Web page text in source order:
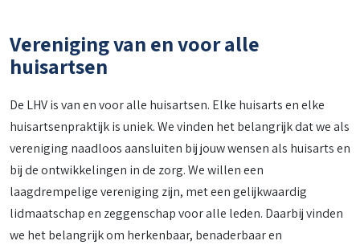
Vereniging van en voor alle
huisartsen
De LHV is van en voor alle huisartsen. Elke huisarts en elke
huisartsenpraktijk is uniek. We vinden het belangrijk dat we als
vereniging naadloos aansluiten bij jouw wensen als huisarts en
bij de ontwikkelingen in de zorg. We willen een
laagdrempelige vereniging zijn, met een gelijkwaardig
lidmaatschap en zeggenschap voor alle leden. Daarbij vinden
we het belangrijk om herkenbaar, benaderbaar en